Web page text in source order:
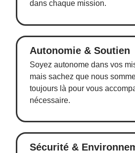
dans chaque mission.
Autonomie & Soutien
Soyez autonome dans vos
mais sachez que nous
toujours là pour vous
nécessaire.
Sécurité &